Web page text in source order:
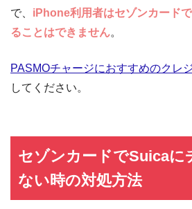
で、 iPhone利用者はセゾンカード
ることはできません。
PASMOチャージにおすすめのクレ
してください。
セゾンカードでSuicaに
ない時の対処方法